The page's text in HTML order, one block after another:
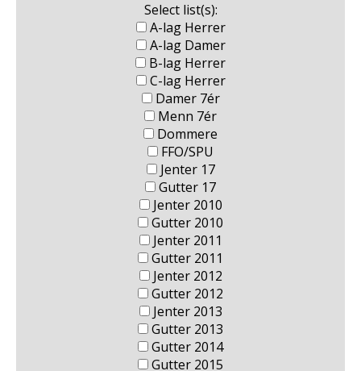
Select list(s):
A-lag Herrer
A-lag Damer
B-lag Herrer
C-lag Herrer
Damer 7ér
Menn 7ér
Dommere
FFO/SPU
Jenter 17
Gutter 17
Jenter 2010
Gutter 2010
Jenter 2011
Gutter 2011
Jenter 2012
Gutter 2012
Jenter 2013
Gutter 2013
Gutter 2014
Gutter 2015